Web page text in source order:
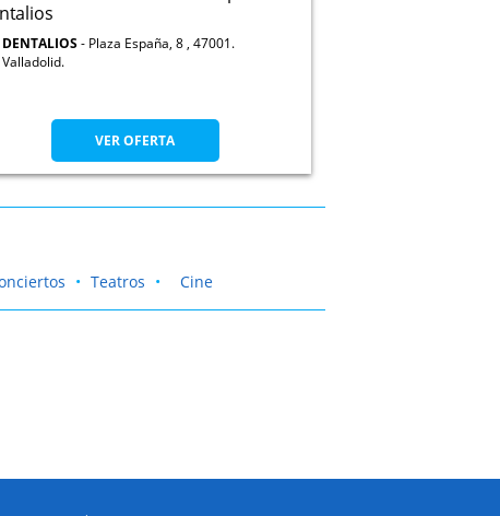
DENTALIOS
Plaza España, 8 , 47001.
Valladolid.
VER OFERTA
Teatros Cine